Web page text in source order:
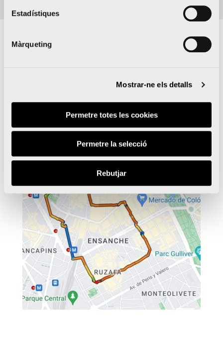
Estadístiques
Màrqueting
Mostrar-ne els detalls
Permetre totes les cookies
Permetre la selecció
Rebutjar